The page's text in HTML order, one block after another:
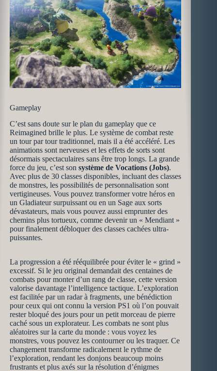
Gameplay
C’est sans doute sur le plan du gameplay que ce
Reimagined brille le plus. Le système de combat reste
un tour par tour traditionnel, mais il a été accéléré. Les
animations sont nerveuses et les effets de sorts sont
désormais spectaculaires sans être trop longs. La grande
force du jeu, c’est son système de Vocations (Jobs).
Avec plus de 30 classes disponibles, incluant des classes
de monstres, les possibilités de personnalisation sont
vertigineuses. Vous pouvez transformer votre héros en
un Gladiateur surpuissant ou en un Sage aux sorts
dévastateurs, mais vous pouvez aussi emprunter des
chemins plus tortueux, comme devenir un « Mendiant »
pour finalement débloquer des classes cachées ultra-
puissantes.
La progression a été rééquilibrée pour éviter le « grind »
excessif. Si le jeu original demandait des centaines de
combats pour monter d’un rang de classe, cette version
valorise davantage l’intelligence tactique. L’exploration
est facilitée par un radar à fragments, une bénédiction
pour ceux qui ont connu la version PS1 où l’on pouvait
rester bloqué des jours pour un petit morceau de pierre
caché sous un explorateur. Les combats ne sont plus
aléatoires sur la carte du monde : vous voyez les
monstres, vous pouvez les contourner ou les traquer. Ce
changement transforme radicalement le rythme de
l’exploration, rendant les donjons beaucoup moins
frustrants et plus axés sur la résolution d’énigmes